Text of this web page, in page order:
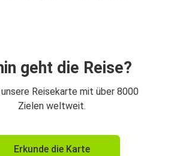
geht die Reise?
unsere Reisekarte mit über 8000
Zielen weltweit.
Erkunde die Karte